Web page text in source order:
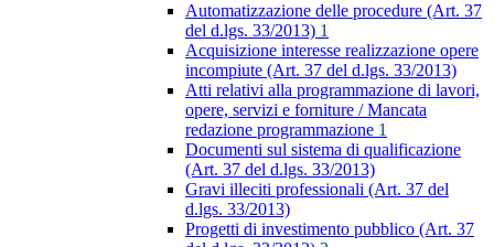
Automatizzazione delle procedure (Art. 37
del d.lgs. 33/2013) 1
Acquisizione interesse realizzazione opere
incompiute (Art. 37 del d.lgs. 33/2013)
Atti relativi alla programmazione di lavori,
opere, servizi e forniture / Mancata
redazione programmazione 1
Documenti sul sistema di qualificazione
(Art. 37 del d.lgs. 33/2013)
Gravi illeciti professionali (Art. 37 del
d.lgs. 33/2013)
Progetti di investimento pubblico (Art. 37